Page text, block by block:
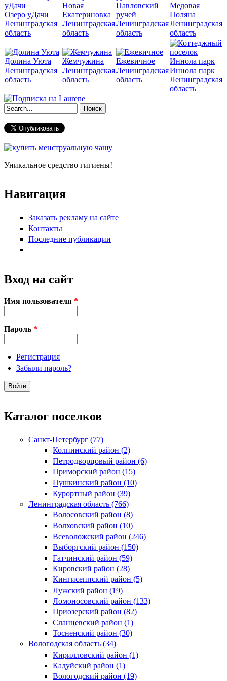
Озеро уДачи
Ленинградская
область
Новая
Екатериновка
Ленинградская
область
Павловский
ручей
Ленинградская
область
Медовая
Поляна
Ленинградская
область
Долина Уюта
Ленинградская
область
Жемчужина
Ленинградская
область
Ежевичное
Ленинградская
область
Иннола парк
Ленинградская
область
Форма поиска
Уникальное средство гигиены!
Навигация
Заказать рекламу на сайте
Контакты
Последние публикации
Вход на сайт
Имя пользователя *
Пароль *
Регистрация
Забыли пароль?
Каталог поселков
Санкт-Петербург (77)
Колпинский район (2)
Петродворцовый район (6)
Приморский район (15)
Пушкинский район (10)
Курортный район (39)
Ленинградская область (766)
Волосовский район (8)
Волховский район (10)
Всеволожский район (246)
Выборгский район (150)
Гатчинский район (59)
Кировский район (28)
Кингисеппский район (5)
Лужский район (19)
Ломоносовский район (133)
Приозерский район (82)
Сланцевский район (1)
Тосненский район (30)
Вологодская область (34)
Кирилловский район (1)
Кадуйский район (1)
Вологодский район (19)